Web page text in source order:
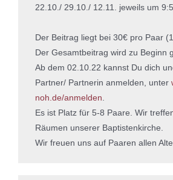
22.10./ 29.10./ 12.11. jeweils um
Der Beitrag liegt bei 30€ pro Paar
Der Gesamtbeitrag wird zu Beginn
Ab dem 02.10.22 kannst Du dich
Partner/ Partnerin anmelden, unter
noh.de/anmelden
Es ist Platz für 5-8 Paare. Wir
Räumen unserer Baptistenkirche.
Wir freuen uns auf Paaren allen